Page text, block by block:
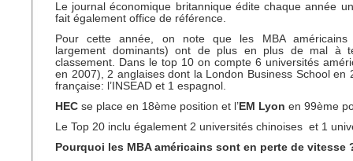
Le journal économique britannique édite chaque année
fait également office de référence.
Pour cette année, on note que les MBA américains
largement dominants) ont de plus en plus de mal à
classement. Dans le top 10 on compte 6 universités
en 2007), 2 anglaises dont la London Business School en
française: l’INSEAD et 1 espagnol.
HEC se place en 18ème position et l’ EM Lyon en 99ème
Le Top 20 inclu également 2 universités chinoises et 1
Pourquoi les MBA américains sont en perte de vitesse